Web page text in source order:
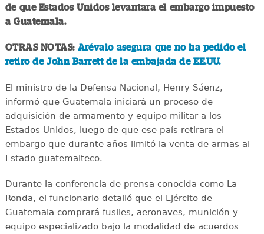
de que Estados Unidos levantara el embargo impuesto
a Guatemala.
OTRAS NOTAS: Arévalo asegura que no ha pedido el
retiro de John Barrett de la embajada de EE.UU.
El ministro de la Defensa Nacional, Henry Sáenz,
informó que Guatemala iniciará un proceso de
adquisición de armamento y equipo militar a los
Estados Unidos, luego de que ese país retirara el
embargo que durante años limitó la venta de armas al
Estado guatemalteco.
Durante la conferencia de prensa conocida como La
Ronda, el funcionario detalló que el Ejército de
Guatemala comprará fusiles, aeronaves, munición y
equipo especializado bajo la modalidad de acuerdos